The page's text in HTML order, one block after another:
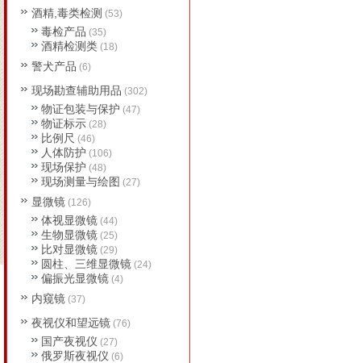
酒精,毒类检测 (53)
毒检产品 (35)
酒精检测类 (18)
警犬产品 (6)
现场勘查辅助用品 (302)
物证包装与保护 (47)
物证标示 (28)
比例尺 (46)
人体防护 (106)
现场保护 (48)
现场测量与绘图 (27)
显微镜 (126)
体视显微镜 (44)
生物显微镜 (25)
比对显微镜 (29)
圆柱、三维显微镜 (24)
偏振光显微镜 (4)
内窥镜 (37)
夜视仪和望远镜 (76)
国产夜视仪 (27)
俄罗斯夜视仪 (6)